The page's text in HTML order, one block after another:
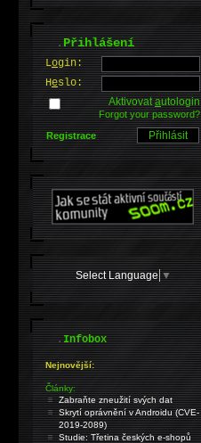
.Přihlášení
Login:
Heslo:
Aktivovatautologin
Forgot your password?
Registrace
Select Language ▼
.Infobox
Nejnovější:
Články:
Zabraňte zneužití svých dat
Skrytí oprávnění v Androidu (CVE-
2019-2089)
Studie: Třetina českých e-shopů